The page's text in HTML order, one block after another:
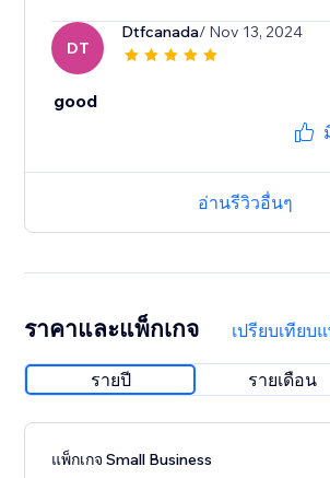
DT
Dtfcanada/ Nov 13, 2024
good
อ่านรีวิวอื่นๆ
ราคาและแพ็กเกจ เปรียบเทียบ
รายปี รายเดือน
แพ็กเกจ Small Business